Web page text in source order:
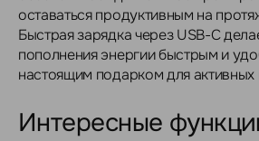
оставаться продуктивным на
Быстрая зарядка через USB-C
пополнения энергии быстрым и
настоящим подарком для активных
Интересные